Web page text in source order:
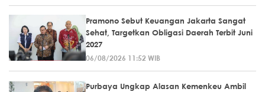
Pramono Sebut Keuangan Jakarta Sangat
Sehat, Targetkan Obligasi Daerah Terbit Juni
2027
06/08/2026 11:52 WIB
Purbaya Ungkap Alasan Kemenkeu Ambil